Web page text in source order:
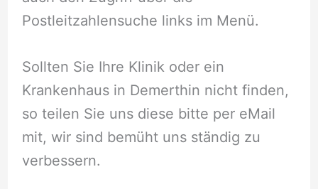
Postleitzahlensuche links im Menü.
Sollten Sie Ihre Klinik oder ein
Krankenhaus in Demerthin nicht finden,
so teilen Sie uns diese bitte per eMail
mit, wir sind bemüht uns ständig zu
verbessern.